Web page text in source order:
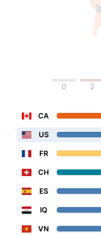
0 2
CA
US
FR
CH
ES
IQ
VN